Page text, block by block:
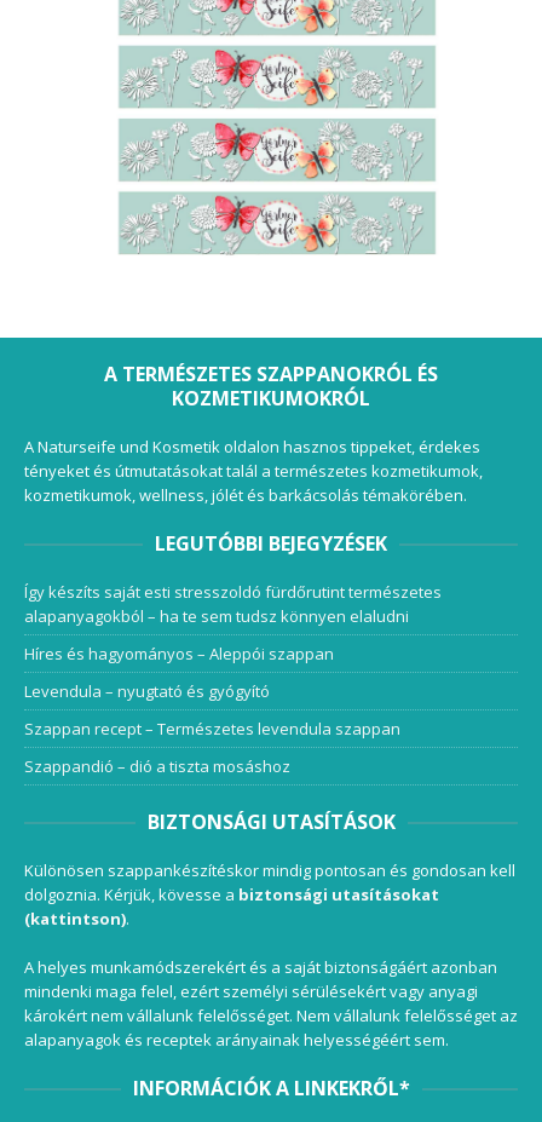
A TERMÉSZETES SZAPPANOKRÓL ÉS
KOZMETIKUMOKRÓL
A Naturseife und Kosmetik oldalon hasznos tippeket, érdekes
tényeket és útmutatásokat talál a természetes kozmetikumok,
kozmetikumok, wellness, jólét és barkácsolás témakörében.
LEGUTÓBBI BEJEGYZÉSEK
Így készíts saját esti stresszoldó fürdőrutint természetes
alapanyagokból – ha te sem tudsz könnyen elaludni
Híres és hagyományos – Aleppói szappan
Levendula – nyugtató és gyógyító
Szappan recept – Természetes levendula szappan
Szappandió – dió a tiszta mosáshoz
BIZTONSÁGI UTASÍTÁSOK
Különösen szappankészítéskor mindig pontosan és gondosan kell
dolgoznia. Kérjük, kövesse a biztonsági utasításokat
(kattintson).
A helyes munkamódszerekért és a saját biztonságáért azonban
mindenki maga felel, ezért személyi sérülésekért vagy anyagi
károkért nem vállalunk felelősséget. Nem vállalunk felelősséget az
alapanyagok és receptek arányainak helyességéért sem.
INFORMÁCIÓK A LINKEKRŐL*